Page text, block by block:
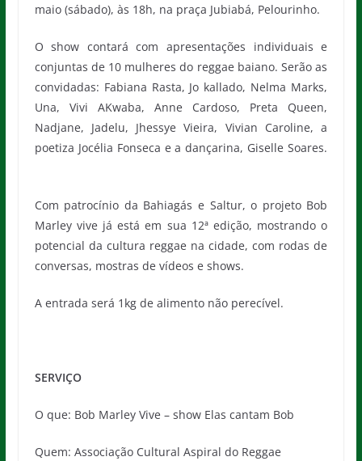
maio (sábado), às 18h, na praça Jubiabá, Pelourinho.
O show contará com apresentações individuais e
conjuntas de 10 mulheres do reggae baiano. Serão as
convidadas: Fabiana Rasta, Jo kallado, Nelma Marks,
Una, Vivi AKwaba, Anne Cardoso, Preta Queen,
Nadjane, Jadelu, Jhessye Vieira, Vivian Caroline, a
poetiza Jocélia Fonseca e a dançarina, Giselle Soares.
Com patrocínio da Bahiagás e Saltur, o projeto Bob
Marley vive já está em sua 12ª edição, mostrando o
potencial da cultura reggae na cidade, com rodas de
conversas, mostras de vídeos e shows.
A entrada será 1kg de alimento não perecível.
SERVIÇO
O que: Bob Marley Vive – show Elas cantam Bob
Quem: Associação Cultural Aspiral do Reggae